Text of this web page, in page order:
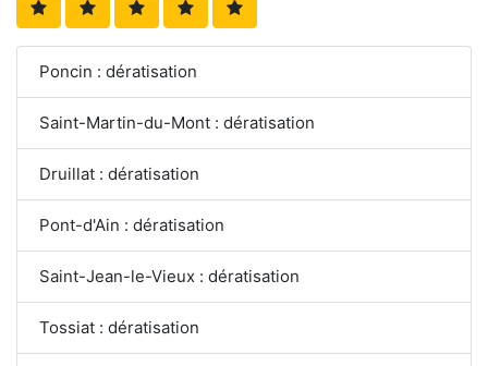
Poncin : dératisation
Saint-Martin-du-Mont : dératisation
Druillat : dératisation
Pont-d'Ain : dératisation
Saint-Jean-le-Vieux : dératisation
Tossiat : dératisation